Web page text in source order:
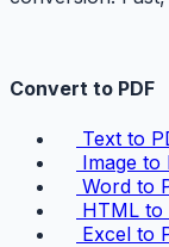
Convert to PDF
Text to
Image to
Word to
HTML to
Excel to